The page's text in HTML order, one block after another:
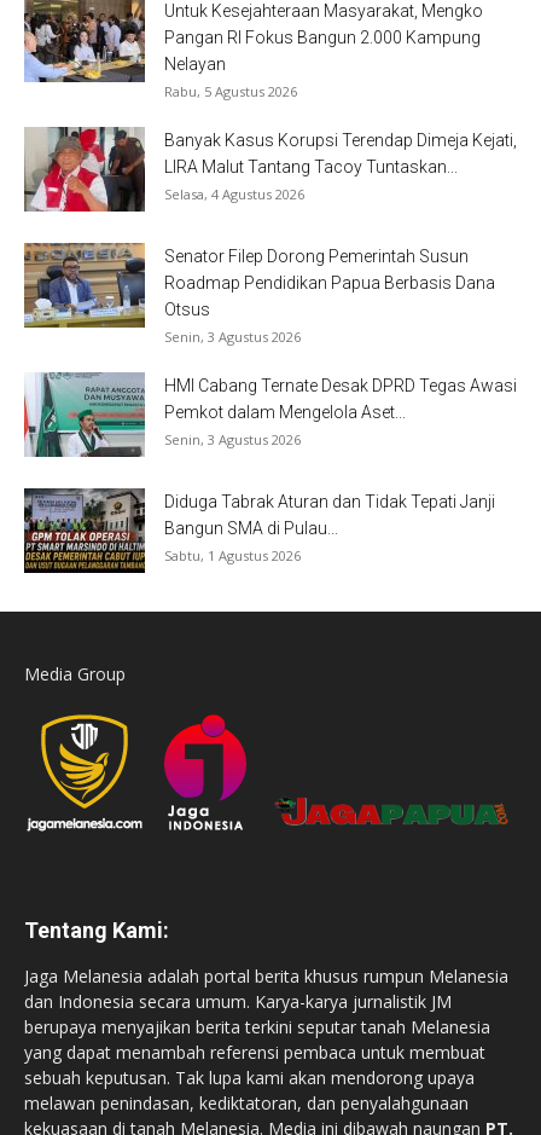
Untuk Kesejahteraan Masyarakat, Mengko
Pangan RI Fokus Bangun 2.000 Kampung
Nelayan
Rabu, 5 Agustus 2026
Banyak Kasus Korupsi Terendap Dimeja Kejati,
LIRA Malut Tantang Tacoy Tuntaskan...
Selasa, 4 Agustus 2026
Senator Filep Dorong Pemerintah Susun
Roadmap Pendidikan Papua Berbasis Dana
Otsus
Senin, 3 Agustus 2026
HMI Cabang Ternate Desak DPRD Tegas Awasi
Pemkot dalam Mengelola Aset...
Senin, 3 Agustus 2026
Diduga Tabrak Aturan dan Tidak Tepati Janji
Bangun SMA di Pulau...
Sabtu, 1 Agustus 2026
Media Group
Tentang Kami:
Jaga Melanesia adalah portal berita khusus rumpun Melanesia
dan Indonesia secara umum. Karya-karya jurnalistik JM
berupaya menyajikan berita terkini seputar tanah Melanesia
yang dapat menambah referensi pembaca untuk membuat
sebuah keputusan. Tak lupa kami akan mendorong upaya
melawan penindasan, kediktatoran, dan penyalahgunaan
kekuasaan di tanah Melanesia. Media ini dibawah naungan PT.